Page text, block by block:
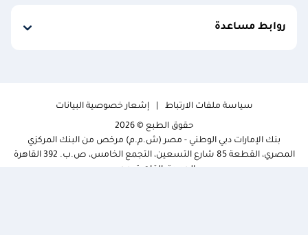
روابط مساعدة
سياسة ملفات الارتباط إشعار خصوصية البيانات
حقوق الطبع © 2026
بنك الإمارات دبي الوطني - مصر (ش.م.م) مرخص من البنك المركزي
المصري، القطعة 85 شارع التسعين، التجمع الخامس، ص.ب. 392 القاهرة
الجديدة، القاهرة، مصر